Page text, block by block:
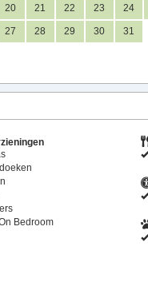
20 21 22 23 24
27 28 29 30 31
Bedroom